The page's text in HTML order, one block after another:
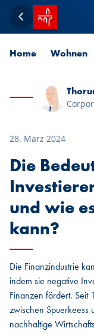
Zurück
Startseite
Home Wohnen
28. März 2024
Die
und wie
kann?
Die Finanzindustrie
indem sie negative
Finanzen fördert. Seit
zwischen Spuerkeess
nachhaltige